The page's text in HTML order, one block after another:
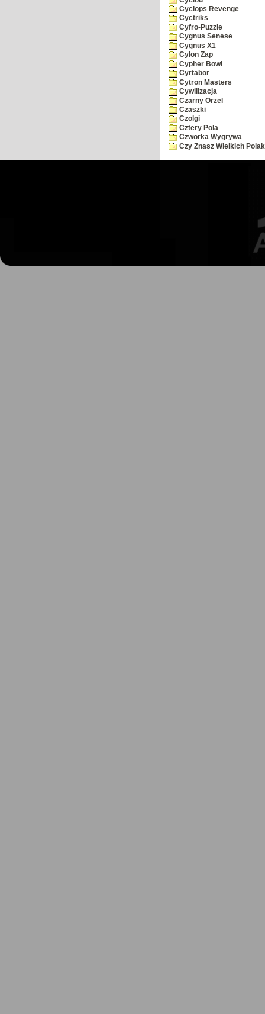
Cyclops Revenge
Cyctriks
Cyfro-Puzzle
Cygnus Senese
Cygnus X1
Cylon Zap
Cypher Bowl
Cyrtabor
Cytron Masters
Cywilizacja
Czarny Orzel
Czaszki
Czolgi
Cztery Pola
Czworka Wygrywa
Czy Znasz Wielkich